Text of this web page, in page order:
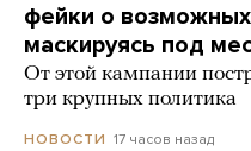
фейки о
маскируясь под
От этой кампании
три крупных политика
НОВОСТИ 17 часов назад